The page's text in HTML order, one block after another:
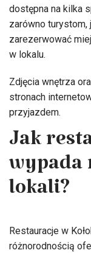
dostępna na kilka
zarówno
zarezerwować
w lokalu.
Zdjęcia wnętrza
stronach
przyjazdem.
Jak
wypada
lokali?
Restauracje w
różnorodnością